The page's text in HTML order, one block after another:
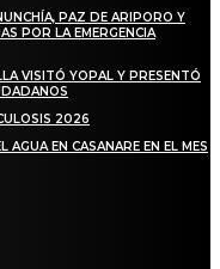
PAZ DE ARIPORO Y
POR LA EMERGENCIA
VISITÓ YOPAL Y PRESENTÓ
2026
EN CASANARE EN EL MES